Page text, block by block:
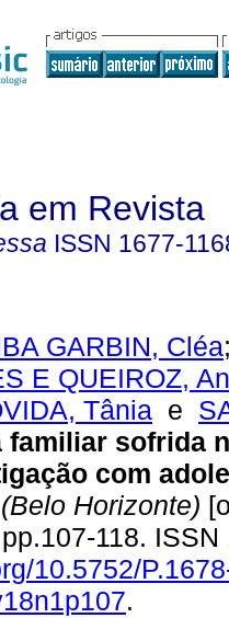
em Revista
ISSN 1677-
GARBIN, Cléa
E QUEIROZ,
Tânia e
familiar sofrida
com
Horizonte)
118.
10.5752/
.